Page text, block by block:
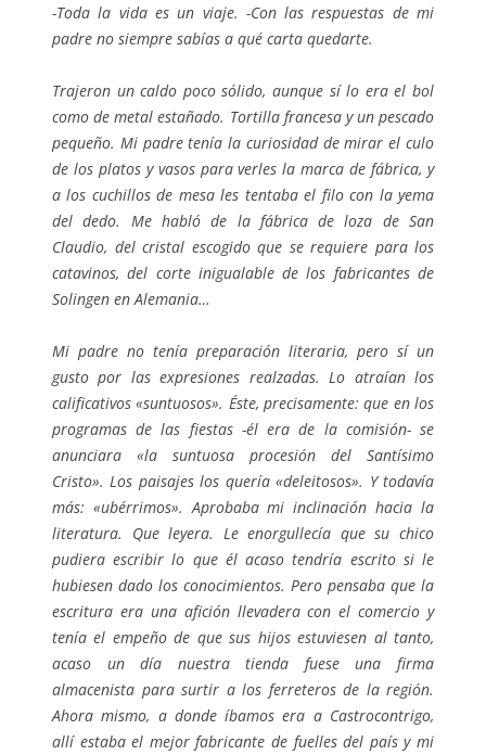
-Toda la vida es un viaje. -Con las respuestas de mi
padre no siempre sabías a qué carta quedarte.
Trajeron un caldo poco sólido, aunque sí lo era el bol
como de metal estañado. Tortilla francesa y un pescado
pequeño. Mi padre tenía la curiosidad de mirar el culo
de los platos y vasos para verles la marca de fábrica, y
a los cuchillos de mesa les tentaba el filo con la yema
del dedo. Me habló de la fábrica de loza de San
Claudio, del cristal escogido que se requiere para los
catavinos, del corte inigualable de los fabricantes de
Solingen en Alemania…
Mi padre no tenía preparación literaria, pero sí un
gusto por las expresiones realzadas. Lo atraían los
calificativos «suntuosos». Éste, precisamente: que en los
programas de las fiestas -él era de la comisión- se
anunciara «la suntuosa procesión del Santísimo
Cristo». Los paisajes los quería «deleitosos». Y todavía
más: «ubérrimos». Aprobaba mi inclinación hacia la
literatura. Que leyera. Le enorgullecía que su chico
pudiera escribir lo que él acaso tendría escrito si le
hubiesen dado los conocimientos. Pero pensaba que la
escritura era una afición llevadera con el comercio y
tenía el empeño de que sus hijos estuviesen al tanto,
acaso un día nuestra tienda fuese una firma
almacenista para surtir a los ferreteros de la región.
Ahora mismo, a donde íbamos era a Castrocontrigo,
allí estaba el mejor fabricante de fuelles del país y mi